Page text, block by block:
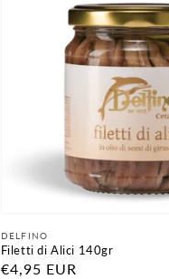
Fornitore:
DELFINO
Filetti di Alici 140gr
Prezzo
€4,95 EUR